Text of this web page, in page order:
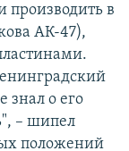
производить в
АК-47),
знал о его
– шипел
положений